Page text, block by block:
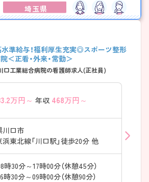
埼玉県
水準給与！福利厚生充実◎スポーツ整形
＜正看・外来・常勤＞
工業総合病院の看護師求人(正社員)
万円～ 年収 468万円～
川口市
浜東北線「川口駅」徒歩20分 他
時30分～17時00分（休憩45分）
時30分～09時00分（休憩90分）